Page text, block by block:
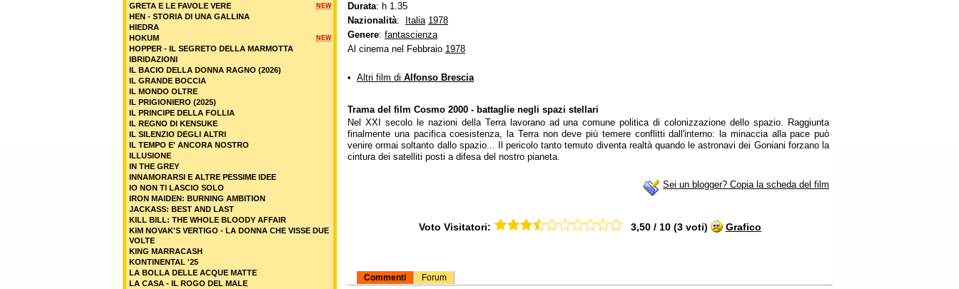
Durata: h 1.35
Nazionalità: Italia 1978
Genere: fantascienza
Al cinema nel Febbraio 1978
• Altri film di Alfonso Brescia
Trama del film Cosmo 2000 - battaglie negli spazi stellari
Nel XXI secolo le nazioni della Terra lavorano ad una comune politica di colonizzazione dello spazio. Raggiunta
finalmente una pacifica coesistenza, la Terra non deve più temere conflitti dall'interno: la minaccia alla pace può
venire ormai soltanto dallo spazio... Il pericolo tanto temuto diventa realtà quando le astronavi dei Goniani forzano la
cintura dei satelliti posti a difesa del nostro pianeta.
Sei un blogger? Copia la scheda del film
Voto Visitatori: 3,50 / 10 (3 voti) Grafico
Commenti Forum
NEW
GRETA E LE FAVOLE VERE
HEN - STORIA DI UNA GALLINA
HIEDRA
NEW
HOKUM
HOPPER - IL SEGRETO DELLA MARMOTTA
IBRIDAZIONI
IL BACIO DELLA DONNA RAGNO (2026)
IL GRANDE BOCCIA
IL MONDO OLTRE
IL PRIGIONIERO (2025)
IL PRINCIPE DELLA FOLLIA
IL REGNO DI KENSUKE
IL SILENZIO DEGLI ALTRI
IL TEMPO E' ANCORA NOSTRO
ILLUSIONE
IN THE GREY
INNAMORARSI E ALTRE PESSIME IDEE
IO NON TI LASCIO SOLO
IRON MAIDEN: BURNING AMBITION
JACKASS: BEST AND LAST
KILL BILL: THE WHOLE BLOODY AFFAIR
KIM NOVAK'S VERTIGO - LA DONNA CHE VISSE DUE
VOLTE
KING MARRACASH
KONTINENTAL '25
LA BOLLA DELLE ACQUE MATTE
LA CASA - IL ROGO DEL MALE